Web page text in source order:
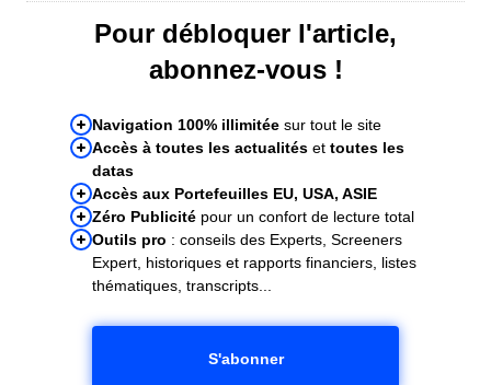
Pour débloquer l'article,
abonnez-vous !
Navigation 100% illimitée sur tout le site
Accès à toutes les actualités et toutes les
datas
Accès aux Portefeuilles EU, USA, ASIE
Zéro Publicité pour un confort de lecture total
Outils pro : conseils des Experts, Screeners
Expert, historiques et rapports financiers, listes
thématiques, transcripts...
S'abonner